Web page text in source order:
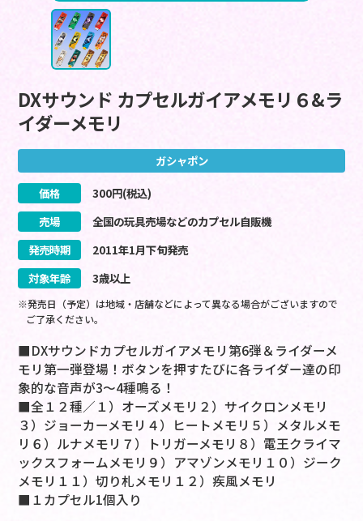
DXサウンド カプセルガイアメモリ６&ラ
イダーメモリ
ガシャポン
価格 300円(税込)
売場
全国の玩具売場などのカプセル自販機
発売時期
2011年1月下旬発売
対象年齢
3歳以上
※発売日（予定）は地域・店舗などによって異なる場合がございますので
ご了承ください。
■DXサウンドカプセルガイアメモリ第6弾＆ライダーメ
モリ第一弾登場！ボタンを押すたびに各ライダー達の印
象的な音声が3～4種鳴る！
■全１２種／１）オーズメモリ２）サイクロンメモリ
３）ジョーカーメモリ４）ヒートメモリ５）メタルメモ
リ６）ルナメモリ７）トリガーメモリ８）電王クライマ
ックスフォームメモリ９）アマゾンメモリ１０）ジーク
メモリ１１）切り札メモリ１２）疾風メモリ
■１カプセル1個入り